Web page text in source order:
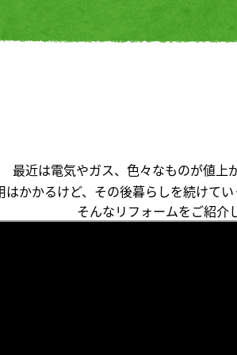
最近は電気やガス、色々なものが値
はかかるけど、その後暮らしを続けてい
そんなリフォームをご紹介